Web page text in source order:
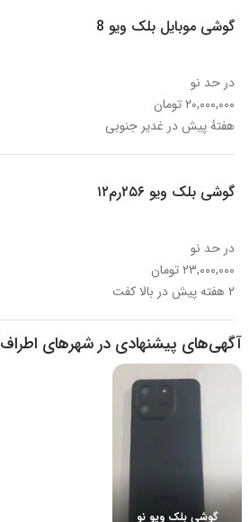
گوشی موبایل بلک ویو 8
در حد نو
۲۰,۰۰۰,۰۰۰ تومان
هفتهٔ پیش در غدیر جنوبی
گوشی بلک ویو ۲۵۶رم۱۲
در حد نو
۲۳,۰۰۰,۰۰۰ تومان
۲ هفته پیش در بالا کفت
آگهی‌های پیشنهادی در شهرهای اطراف
گوشی بلک ویو نو